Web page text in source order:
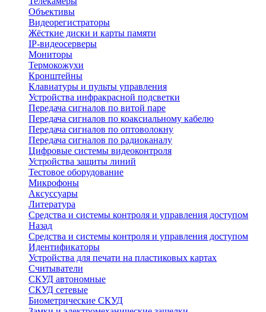
Объективы
Видеорегистраторы
Жёсткие диски и карты памяти
IP-видеосерверы
Мониторы
Термокожухи
Кронштейны
Клавиатуры и пульты управления
Устройства инфракрасной подсветки
Передача сигналов по витой паре
Передача сигналов по коаксиальному кабелю
Передача сигналов по оптоволокну
Передача сигналов по радиоканалу
Цифровые системы видеоконтроля
Устройства защиты линий
Тестовое оборудование
Микрофоны
Аксуссуары
Литература
Средства и системы контроля и управления доступом
Назад
Средства и системы контроля и управления доступом
Идентификаторы
Устройства для печати на пластиковых картах
Считыватели
СКУД автономные
СКУД сетевые
Биометрические СКУД